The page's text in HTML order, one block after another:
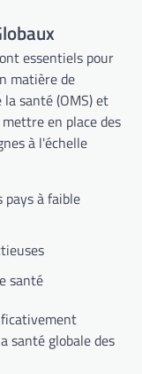
essentiels pour
matière de
santé (OMS) et
en place des
à l'échelle
pays à faible
santé
santé globale des